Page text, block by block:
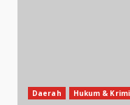
Daerah Hukum &